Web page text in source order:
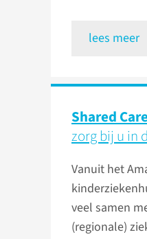
lees meer
Shared
zorg bij u in
Vanuit het
veel samen
(regionale)